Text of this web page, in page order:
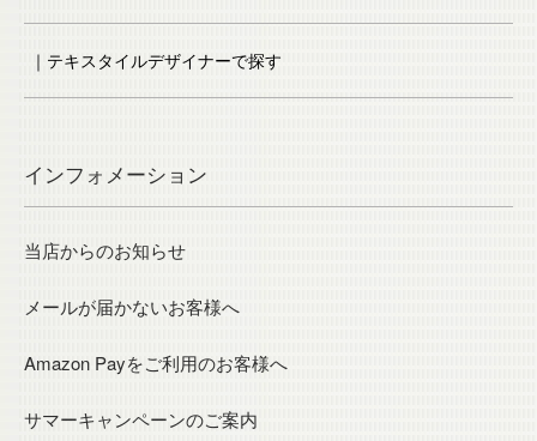
｜テキスタイルデザイナーで探す
インフォメーション
当店からのお知らせ
メールが届かないお客様へ
Amazon Payをご利用のお客様へ
サマーキャンペーンのご案内